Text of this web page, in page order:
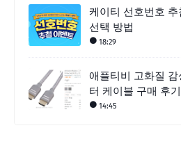
케이티 선호번호
선택 방법
18:29
애플티비 고화질 감
터 케이블 구매 후기
14:45